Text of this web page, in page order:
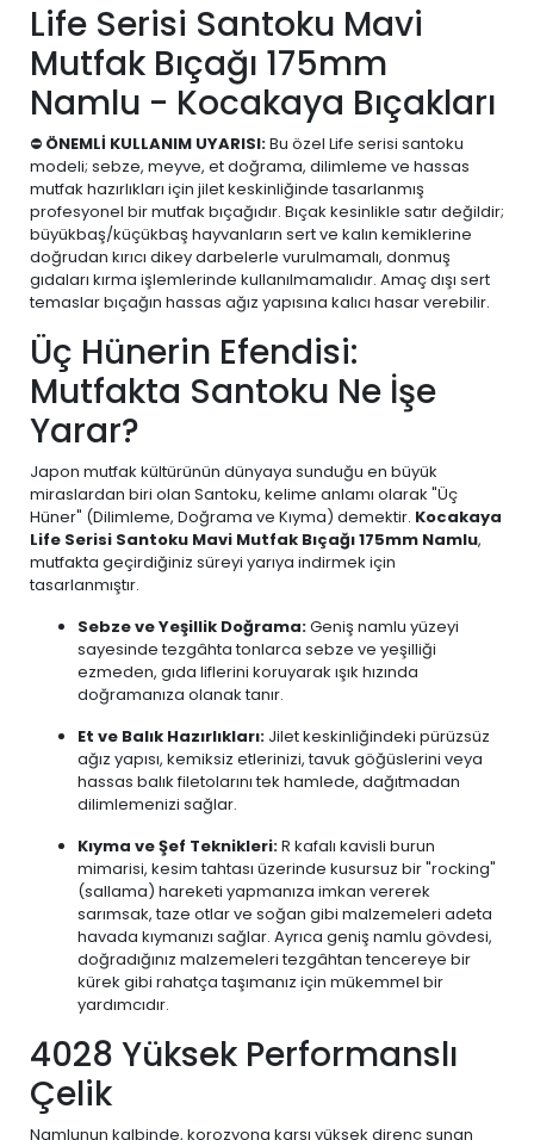
Life Serisi Santoku Mavi
Mutfak Bıçağı 175mm
Namlu - Kocakaya Bıçakları
⛔ ÖNEMLİ KULLANIM UYARISI:Bu özel Life serisi santoku
modeli; sebze, meyve, et doğrama, dilimleme ve hassas
mutfak hazırlıkları için jilet keskinliğinde tasarlanmış
profesyonel bir mutfak bıçağıdır. Bıçak kesinlikle satır değildir;
büyükbaş/küçükbaş hayvanların sert ve kalın kemiklerine
doğrudan kırıcı dikey darbelerle vurulmamalı, donmuş
gıdaları kırma işlemlerinde kullanılmamalıdır. Amaç dışı sert
temaslar bıçağın hassas ağız yapısına kalıcı hasar verebilir.
Üç Hünerin Efendisi:
Mutfakta Santoku Ne İşe
Yarar?
Japon mutfak kültürünün dünyaya sunduğu en büyük
miraslardan biri olan Santoku, kelime anlamı olarak "Üç
Hüner" (Dilimleme, Doğrama ve Kıyma) demektir. Kocakaya
Life Serisi Santoku Mavi Mutfak Bıçağı 175mm Namlu,
mutfakta geçirdiğiniz süreyi yarıya indirmek için
tasarlanmıştır.
Sebze ve Yeşillik Doğrama:Geniş namlu yüzeyi
sayesinde tezgâhta tonlarca sebze ve yeşilliği
ezmeden, gıda liflerini koruyarak ışık hızında
doğramanıza olanak tanır.
Et ve Balık Hazırlıkları: Jilet keskinliğindeki pürüzsüz
ağız yapısı, kemiksiz etlerinizi, tavuk göğüslerini veya
hassas balık filetolarını tek hamlede, dağıtmadan
dilimlemenizi sağlar.
Kıyma ve Şef Teknikleri:R kafalı kavisli burun
mimarisi, kesim tahtası üzerinde kusursuz bir "rocking"
(sallama) hareketi yapmanıza imkan vererek
sarımsak, taze otlar ve soğan gibi malzemeleri adeta
havada kıymanızı sağlar. Ayrıca geniş namlu gövdesi,
doğradığınız malzemeleri tezgâhtan tencereye bir
kürek gibi rahatça taşımanız için mükemmel bir
yardımcıdır.
4028 Yüksek Performanslı
Çelik
Namlunun kalbinde, korozyona karşı yüksek direnç sunan